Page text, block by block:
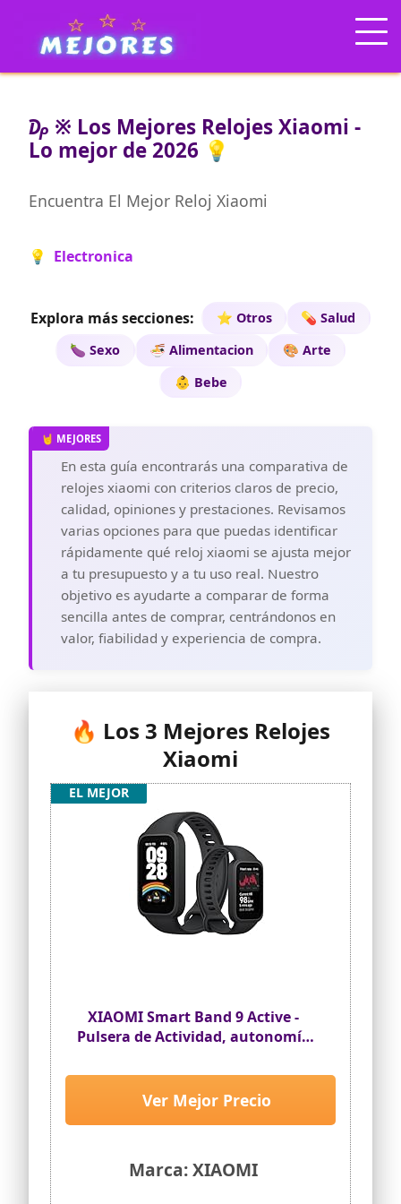
₯ ※ Los Mejores Relojes Xiaomi -
Lo mejor de 2026 💡
Encuentra El Mejor Reloj Xiaomi
💡 Electronica
Explora más secciones: ⭐ Otros
💊 Salud
🍆 Sexo
🍜 Alimentacion
🎨 Arte
👶 Bebe
En esta guía encontrarás una comparativa de
relojes xiaomi con criterios claros de precio,
calidad, opiniones y prestaciones. Revisamos
varias opciones para que puedas identificar
rápidamente qué reloj xiaomi se ajusta mejor
a tu presupuesto y a tu uso real. Nuestro
objetivo es ayudarte a comparar de forma
sencilla antes de comprar, centrándonos en
valor, fiabilidad y experiencia de compra.
🔥 Los 3 Mejores Relojes
Xiaomi
XIAOMI Smart Band 9 Active -
Pulsera de Actividad, autonomía
1,47" con tasa de refresco de 60
Hz, 5ATM, App Mi Fitness, Negro
(Versión ES)
Marca: XIAOMI
Ver Mejor Precio
EL MEJOR